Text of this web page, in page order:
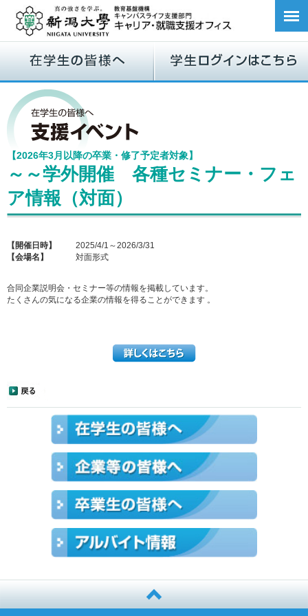
【2026年3月以降の卒業・修了予定者対象】
～～学外開催 各種セミナー・フェ
ア情報（対面）
【開催日時】
2025/4/1～2026/3/31
【会場名】
対面形式
合同企業説明会・セミナー等の情報を掲載しています。
たくさんの気になる企業の情報を得ることができます 。